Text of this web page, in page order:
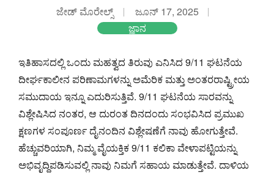
ಜೇಡ್ ಮೊರೇಲ್ಸ್
ಜೂನ್ 17, 2025
ಜ್ಞಾನ
ಇತಿಹಾಸದಲ್ಲಿ ಒಂದು ಮಹತ್ವದ ತಿರುವು ಎನಿಸಿದ 9/11 ಘಟನೆಯ
ದೀರ್ಘಕಾಲೀನ ಪರಿಣಾಮಗಳನ್ನು ಅಮೆರಿಕ ಮತ್ತು ಅಂತರರಾಷ್ಟ್ರೀಯ
ಸಮುದಾಯ ಇನ್ನೂ ಎದುರಿಸುತ್ತಿವೆ. 9/11 ಘಟನೆಯ ಸಾರವನ್ನು
ವಿಶ್ಲೇಷಿಸಿದ ನಂತರ, ಆ ದುರಂತ ದಿನದಂದು ಸಂಭವಿಸಿದ ಪ್ರಮುಖ
ಕ್ಷಣಗಳ ಸಂಪೂರ್ಣ ದೈನಂದಿನ ವಿಶ್ಲೇಷಣೆಗೆ ನಾವು ಹೋಗುತ್ತೇವೆ.
ಹೆಚ್ಚುವರಿಯಾಗಿ, ನಿಮ್ಮ ವೈಯಕ್ತಿಕ 9/11 ಕಲಿಕಾ ವೇಳಾಪಟ್ಟಿಯನ್ನು
ಅಭಿವೃದ್ಧಿಪಡಿಸುವಲ್ಲಿ ನಾವು ನಿಮಗೆ ಸಹಾಯ ಮಾಡುತ್ತೇವೆ. ದಾಳಿಯ